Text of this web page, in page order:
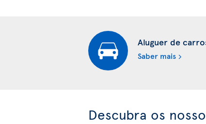
Aluguer de
Saber mais
Descubra os